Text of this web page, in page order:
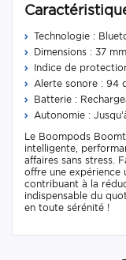
Technologie :
Dimensions : 37
Indice de
Alerte sonore : 94
Batterie :
Autonomie :
Le Boompods
intelligente,
affaires sans stress.
offre une expérience
contribuant à la
indispensable du
en toute sérénité !